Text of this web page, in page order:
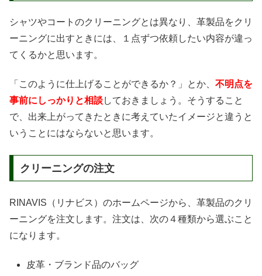
シャツやコートのクリーニングとは異なり、革製品をクリ
ーニングに出すときには、１点ずつ依頼したい内容が違っ
てくるかと思います。
「このように仕上げることができるか？」とか、 不明点を
事前にしっかりと相談しておきましょう。そうすること
で、出来上がってきたときに考えていたイメージと違うと
いうことにはならないと思います。
クリーニングの注文
RINAVIS（リナビス）のホームページから、革製品のクリ
ーニングを注文します。注文は、次の４種類から選ぶこと
になります。
皮革・ブランド品のバッグ